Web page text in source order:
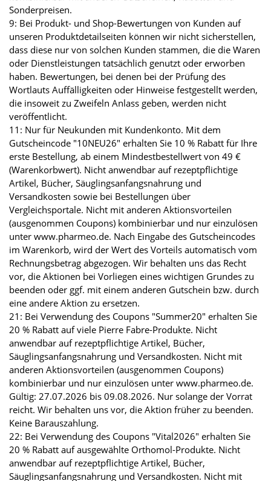
Sonderpreisen.
9: Bei Produkt- und Shop-Bewertungen von Kunden auf
unseren Produktdetailseiten können wir nicht sicherstellen,
dass diese nur von solchen Kunden stammen, die die Waren
oder Dienstleistungen tatsächlich genutzt oder erworben
haben. Bewertungen, bei denen bei der Prüfung des
Wortlauts Auffälligkeiten oder Hinweise festgestellt werden,
die insoweit zu Zweifeln Anlass geben, werden nicht
veröffentlicht.
11: Nur für Neukunden mit Kundenkonto. Mit dem
Gutscheincode "10NEU26" erhalten Sie 10 % Rabatt für Ihre
erste Bestellung, ab einem Mindestbestellwert von 49 €
(Warenkorbwert). Nicht anwendbar auf rezeptpflichtige
Artikel, Bücher, Säuglingsanfangsnahrung und
Versandkosten sowie bei Bestellungen über
Vergleichsportale. Nicht mit anderen Aktionsvorteilen
(ausgenommen Coupons) kombinierbar und nur einzulösen
unter www.pharmeo.de. Nach Eingabe des Gutscheincodes
im Warenkorb, wird der Wert des Vorteils automatisch vom
Rechnungsbetrag abgezogen. Wir behalten uns das Recht
vor, die Aktionen bei Vorliegen eines wichtigen Grundes zu
beenden oder ggf. mit einem anderen Gutschein bzw. durch
eine andere Aktion zu ersetzen.
21: Bei Verwendung des Coupons "Summer20" erhalten Sie
20 % Rabatt auf viele Pierre Fabre-Produkte. Nicht
anwendbar auf rezeptpflichtige Artikel, Bücher,
Säuglingsanfangsnahrung und Versandkosten. Nicht mit
anderen Aktionsvorteilen (ausgenommen Coupons)
kombinierbar und nur einzulösen unter www.pharmeo.de.
Gültig: 27.07.2026 bis 09.08.2026. Nur solange der Vorrat
reicht. Wir behalten uns vor, die Aktion früher zu beenden.
Keine Barauszahlung.
22: Bei Verwendung des Coupons "Vital2026" erhalten Sie
20 % Rabatt auf ausgewählte Orthomol-Produkte. Nicht
anwendbar auf rezeptpflichtige Artikel, Bücher,
Säuglingsanfangsnahrung und Versandkosten. Nicht mit